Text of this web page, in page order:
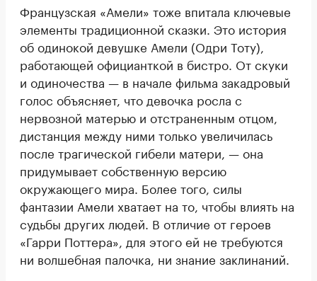
Французская «Амели» тоже впитала ключевые
элементы традиционной сказки. Это история
об одинокой девушке Амели (Одри Тоту),
работающей официанткой в бистро. От скуки
и одиночества — в начале фильма закадровый
голос объясняет, что девочка росла с
нервозной матерью и отстраненным отцом,
дистанция между ними только увеличилась
после трагической гибели матери, — она
придумывает собственную версию
окружающего мира. Более того, силы
фантазии Амели хватает на то, чтобы влиять на
судьбы других людей. В отличие от героев
«Гарри Поттера», для этого ей не требуются
ни волшебная палочка, ни знание заклинаний.